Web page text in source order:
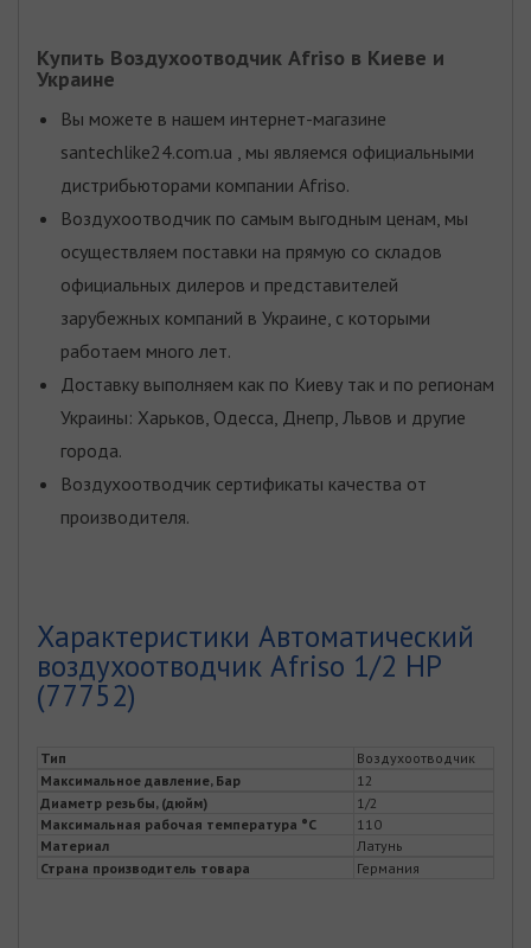
Купить Воздухоотводчик Afriso в Киеве и
Украине
Вы можете в нашем интернет-магазине
santechlike24.com.ua , мы являемся официальными
дистрибьюторами компании Afriso.
Воздухоотводчик по самым выгодным ценам, мы
осуществляем поставки на прямую со складов
официальных дилеров и представителей
зарубежных компаний в Украине, с которыми
работаем много лет.
Доставку выполняем как по Киеву так и по регионам
Украины: Харьков, Одесса, Днепр, Львов и другие
города.
Воздухоотводчик сертификаты качества от
производителя.
Характеристики Автоматический
воздухоотводчик Afriso 1/2 НР
(77752)
Тип
Воздухоотводчик
Максимальное давление, Бар
12
Диаметр резьбы, (дюйм)
1/2
Максимальная рабочая температура °С
110
Материал
Латунь
Страна производитель товара
Германия